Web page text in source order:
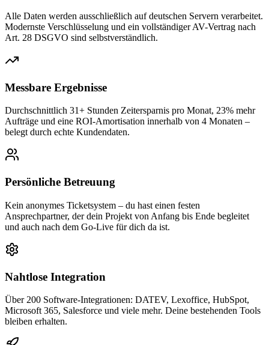
Alle Daten werden ausschließlich auf deutschen Servern verarbeitet.
Modernste Verschlüsselung und ein vollständiger AV-Vertrag nach
Art. 28 DSGVO sind selbstverständlich.
Messbare Ergebnisse
Durchschnittlich 31+ Stunden Zeitersparnis pro Monat, 23% mehr
Aufträge und eine ROI-Amortisation innerhalb von 4 Monaten –
belegt durch echte Kundendaten.
Persönliche Betreuung
Kein anonymes Ticketsystem – du hast einen festen
Ansprechpartner, der dein Projekt von Anfang bis Ende begleitet
und auch nach dem Go-Live für dich da ist.
Nahtlose Integration
Über 200 Software-Integrationen: DATEV, Lexoffice, HubSpot,
Microsoft 365, Salesforce und viele mehr. Deine bestehenden Tools
bleiben erhalten.